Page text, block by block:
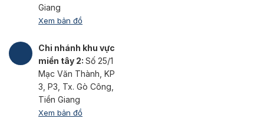
Giang
Xem bản đồ
Chi nhánh khu vực
miền tây 2: Số 25/1
Mạc Văn Thành, KP
3, P3, Tx. Gò Công,
Tiền Giang
Xem bản đồ